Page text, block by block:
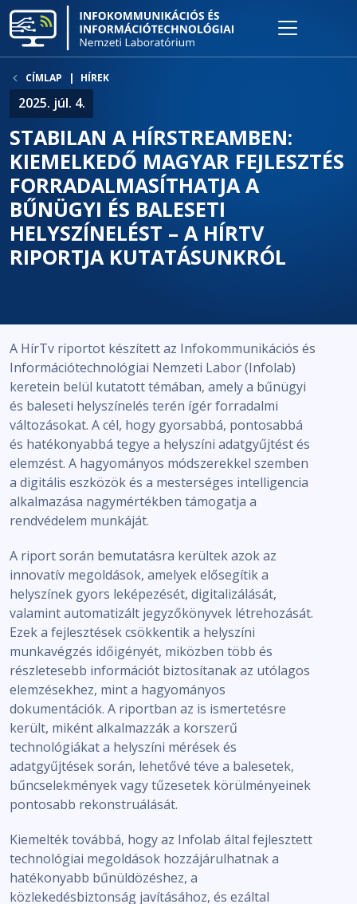
CÍMLAP HÍREK
2025. júl. 4.
STABILAN A HÍRSTREAMBEN:
KIEMELKEDŐ MAGYAR FEJLESZTÉS
FORRADALMASÍTHATJA A
BŰNÜGYI ÉS BALESETI
HELYSZÍNELÉST – A HÍRTV
RIPORTJA KUTATÁSUNKRÓL
A HírTv riportot készített az Infokommunikációs és
Információtechnológiai Nemzeti Labor (Infolab)
keretein belül kutatott témában, amely a bűnügyi
és baleseti helyszínelés terén ígér forradalmi
változásokat. A cél, hogy gyorsabbá, pontosabbá
és hatékonyabbá tegye a helyszíni adatgyűjtést és
elemzést. A hagyományos módszerekkel szemben
a digitális eszközök és a mesterséges intelligencia
alkalmazása nagymértékben támogatja a
rendvédelem munkáját.
A riport során bemutatásra kerültek azok az
innovatív megoldások, amelyek elősegítik a
helyszínek gyors leképezését, digitalizálását,
valamint automatizált jegyzőkönyvek létrehozását.
Ezek a fejlesztések csökkentik a helyszíni
munkavégzés időigényét, miközben több és
részletesebb információt biztosítanak az utólagos
elemzésekhez, mint a hagyományos
dokumentációk. A riportban az is ismertetésre
került, miként alkalmazzák a korszerű
technológiákat a helyszíni mérések és
adatgyűjtések során, lehetővé téve a balesetek,
bűncselekmények vagy tűzesetek körülményeinek
pontosabb rekonstruálását.
Kiemelték továbbá, hogy az Infolab által fejlesztett
technológiai megoldások hozzájárulhatnak a
hatékonyabb bűnüldözéshez, a
közlekedésbiztonság javításához, és ezáltal